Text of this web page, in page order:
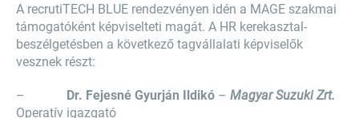
A recrutiTECH BLUE rendezvényen idén a MAGE szakmai
támogatóként képviselteti magát. A HR kerekasztal-
beszélgetésben a következő tagvállalati képviselők
vesznek részt:
– Dr. Fejesné Gyurján Ildikó – Magyar Suzuki Zrt.
Operatív igazgató